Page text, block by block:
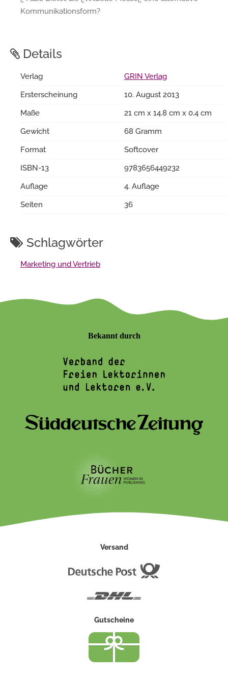
Kommunikationsform?
Details
Verlag
GRIN Verlag
Ersterscheinung
10. August 2013
Maße
21 cm x 14.8 cm x 0.4 cm
Gewicht
68 Gramm
Format
Softcover
ISBN-13
9783656449232
Auflage
4. Auflage
Seiten
36
Schlagwörter
Marketing und Vertrieb
Bekannt durch
Versand
Gutscheine